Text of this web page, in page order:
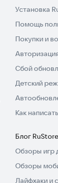
Установка
Помощь
Покупки и
Сбой
Детский
Как
Блог RuStore
Обзоры игр
Обзоры
Лайфхаки и